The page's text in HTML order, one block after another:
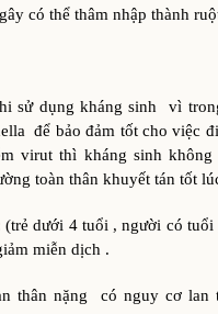
có thể thâm nhập thành
sử dụng kháng sinh vì
để bảo đảm tốt cho việc
virut thì kháng sinh không
toàn thân khuyết tán tốt
dưới 4 tuổi , người có tuổi
miễn dịch .
thân nặng có nguy cơ lan